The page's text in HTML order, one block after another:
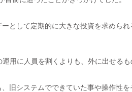
として定期的に大きな投資を求められ
用に人員を割くよりも、外に出せる
旧システムでできていた事や操作性を